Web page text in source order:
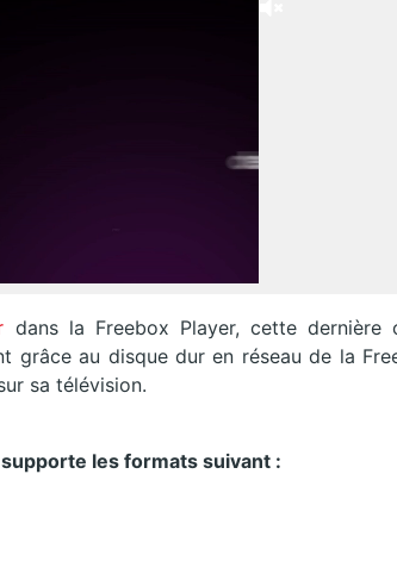
dans la Freebox Player, cette dernière
grâce au disque dur en réseau de la
sa télévision.
les formats suivant :